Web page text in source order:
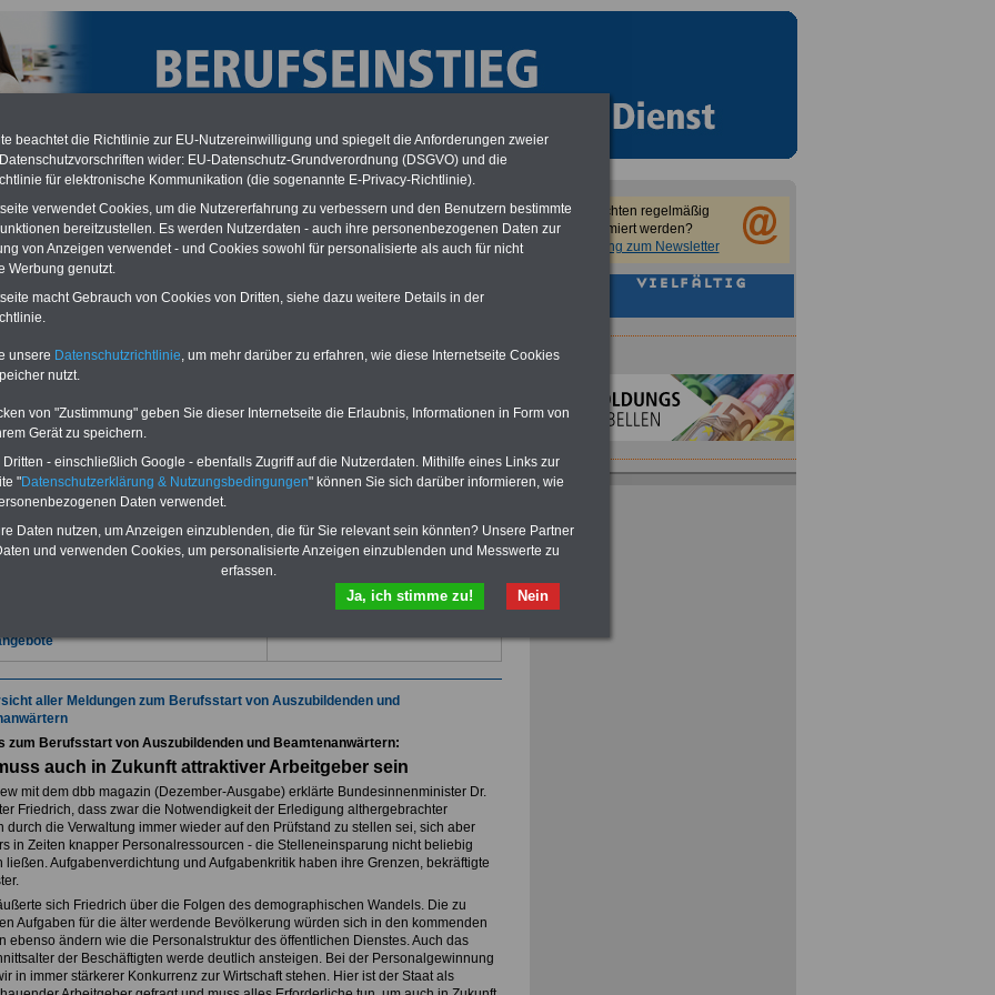
zum Berufsstart von Auszubildenden und
sein; 28.11.2011
wichtigsten Fragen zum Öffentlichen
Dienst auf dem Laufenden:
nzw. eBooks zum
- herunterladen,
- lesen
- und/oder ausdrucken.Mehr Infos
aller Meldungen zum Berufsstart von Auszubildenden und
zum Berufsstart von Auszubildenden und Beamtenanwärtern:
auch in Zukunft attraktiver Arbeitgeber sein
mit dem dbb magazin (Dezember-Ausgabe) erklärte Bundesinnenminister Dr.
Friedrich, dass zwar die Notwendigkeit der Erledigung althergebrachter
durch die Verwaltung immer wieder auf den Prüfstand zu stellen sei, sich aber
in Zeiten knapper Personalressourcen - die Stelleneinsparung nicht beliebig
ließen. Aufgabenverdichtung und Aufgabenkritik haben ihre Grenzen, bekräftigte
sich Friedrich über die Folgen des demographischen Wandels. Die zu
Aufgaben für die älter werdende Bevölkerung würden sich in den kommenden
ebenso ändern wie die Personalstruktur des öffentlichen Dienstes. Auch das
der Beschäftigten werde deutlich ansteigen. Bei der Personalgewinnung
in immer stärkerer Konkurrenz zur Wirtschaft stehen. Hier ist der Staat als
Sie möchten regelmäßig
informiert werden?
Anmeldung zum Newsletter
beachtet die Richtlinie zur EU-Nutzereinwilligung und spiegelt die Anforderungen zweier
wider: EU-Datenschutz-Grundverordnung (DSGVO) und die
für elektronische Kommunikation (die sogenannte E-Privacy-Richtlinie).
verwendet Cookies, um die Nutzererfahrung zu verbessern und den Benutzern bestimmte
bereitzustellen. Es werden Nutzerdaten - auch ihre personenbezogenen Daten zur
von Anzeigen verwendet - und Cookies sowohl für personalisierte als auch für nicht
Werbung genutzt.
macht Gebrauch von Cookies von Dritten, siehe dazu weitere Details in der
unsere Datenschutzrichtlinie, um mehr darüber zu erfahren, wie diese Internetseite Cookies
nutzt.
von "Zustimmung" geben Sie dieser Internetseite die Erlaubnis, Informationen in Form von
Gerät zu speichern.
- einschließlich Google - ebenfalls Zugriff auf die Nutzerdaten. Mithilfe eines Links zur
"Datenschutzerklärung & Nutzungsbedingungen" können Sie sich darüber informieren, wie
Daten verwendet.
Daten nutzen, um Anzeigen einzublenden, die für Sie relevant sein könnten? Unsere Partner
und verwenden Cookies, um personalisierte Anzeigen einzublenden und Messwerte zu
erfassen.
Nein
Ja, ich stimme zu!